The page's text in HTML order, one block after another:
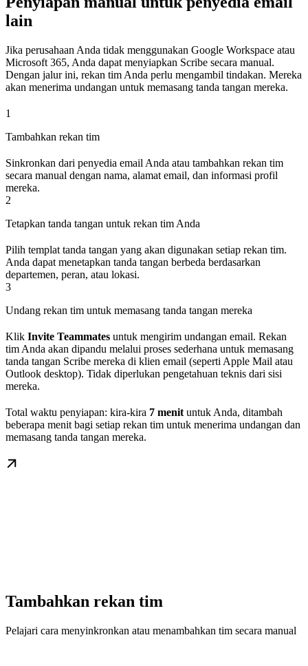
lain
Jika perusahaan Anda tidak menggunakan Google Workspace atau
Microsoft 365, Anda dapat menyiapkan Scribe secara manual.
Dengan jalur ini, rekan tim Anda perlu mengambil tindakan. Mereka
akan menerima undangan untuk memasang tanda tangan mereka.
1
Tambahkan rekan tim
Sinkronkan dari penyedia email Anda atau tambahkan rekan tim
secara manual dengan nama, alamat email, dan informasi profil
mereka.
2
Tetapkan tanda tangan untuk rekan tim Anda
Pilih templat tanda tangan yang akan digunakan setiap rekan tim.
Anda dapat menetapkan tanda tangan berbeda berdasarkan
departemen, peran, atau lokasi.
3
Undang rekan tim untuk memasang tanda tangan mereka
Klik Invite Teammates untuk mengirim undangan email. Rekan
tim Anda akan dipandu melalui proses sederhana untuk memasang
tanda tangan Scribe mereka di klien email (seperti Apple Mail atau
Outlook desktop). Tidak diperlukan pengetahuan teknis dari sisi
mereka.
Total waktu penyiapan: kira-kira 7 menit untuk Anda, ditambah
beberapa menit bagi setiap rekan tim untuk menerima undangan dan
memasang tanda tangan mereka.
Tambahkan rekan tim
Pelajari cara menyinkronkan atau menambahkan tim secara manual